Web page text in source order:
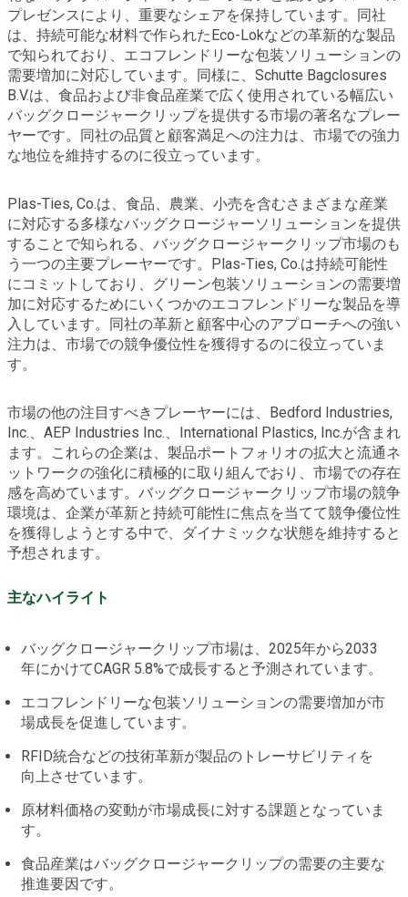
プレゼンスにより、重要なシェアを保持しています。同社
は、持続可能な材料で作られたEco-Lokなどの革新的な製品
で知られており、エコフレンドリーな包装ソリューションの
需要増加に対応しています。同様に、Schutte Bagclosures
B.V.は、食品および非食品産業で広く使用されている幅広い
バッグクロージャークリップを提供する市場の著名なプレー
ヤーです。同社の品質と顧客満足への注力は、市場での強力
な地位を維持するのに役立っています。
Plas-Ties, Co.は、食品、農業、小売を含むさまざまな産業
に対応する多様なバッグクロージャーソリューションを提供
することで知られる、バッグクロージャークリップ市場のも
う一つの主要プレーヤーです。Plas-Ties, Co.は持続可能性
にコミットしており、グリーン包装ソリューションの需要増
加に対応するためにいくつかのエコフレンドリーな製品を導
入しています。同社の革新と顧客中心のアプローチへの強い
注力は、市場での競争優位性を獲得するのに役立っていま
す。
市場の他の注目すべきプレーヤーには、Bedford Industries,
Inc.、AEP Industries Inc.、International Plastics, Inc.が含まれ
ます。これらの企業は、製品ポートフォリオの拡大と流通ネ
ットワークの強化に積極的に取り組んでおり、市場での存在
感を高めています。バッグクロージャークリップ市場の競争
環境は、企業が革新と持続可能性に焦点を当てて競争優位性
を獲得しようとする中で、ダイナミックな状態を維持すると
予想されます。
主なハイライト
バッグクロージャークリップ市場は、2025年から2033
年にかけてCAGR 5.8%で成長すると予測されています。
エコフレンドリーな包装ソリューションの需要増加が市
場成長を促進しています。
RFID統合などの技術革新が製品のトレーサビリティを
向上させています。
原材料価格の変動が市場成長に対する課題となっていま
す。
食品産業はバッグクロージャークリップの需要の主要な
推進要因です。